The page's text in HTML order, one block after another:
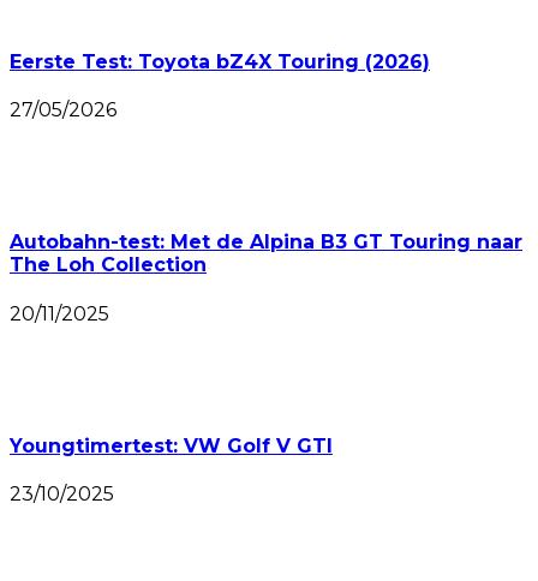
Eerste Test: Toyota bZ4X Touring (2026)
27/05/2026
Autobahn-test: Met de Alpina B3 GT Touring naar
The Loh Collection
20/11/2025
Youngtimertest: VW Golf V GTI
23/10/2025